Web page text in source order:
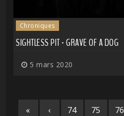
Chroniques
SIGHTLESS PIT - GRAVE OF A DOG
5 mars 2020
« ‹ 74 75 76